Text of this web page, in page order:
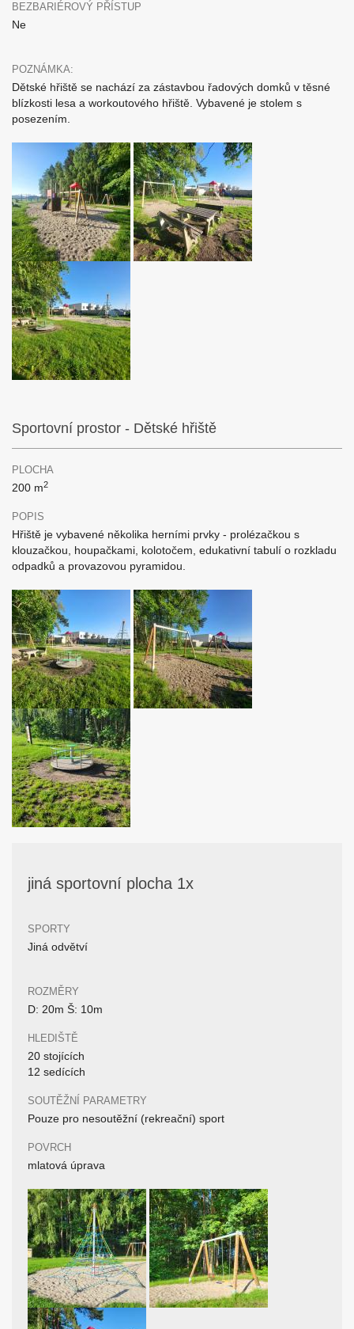
BEZBARIÉROVÝ PŘÍSTUP
Ne
POZNÁMKA:
Dětské hřiště se nachází za zástavbou řadových domků v těsné
blízkosti lesa a workoutového hřiště. Vybavené je stolem s
posezením.
Sportovní prostor - Dětské hřiště
PLOCHA
200 m2
POPIS
Hřiště je vybavené několika herními prvky - prolézačkou s
klouzačkou, houpačkami, kolotočem, edukativní tabulí o rozkladu
odpadků a provazovou pyramidou.
jiná sportovní plocha 1x
SPORTY
Jiná odvětví
ROZMĚRY
D: 20m Š: 10m
HLEDIŠTĚ
20 stojících
12 sedících
SOUTĚŽNÍ PARAMETRY
Pouze pro nesoutěžní (rekreační) sport
POVRCH
mlatová úprava